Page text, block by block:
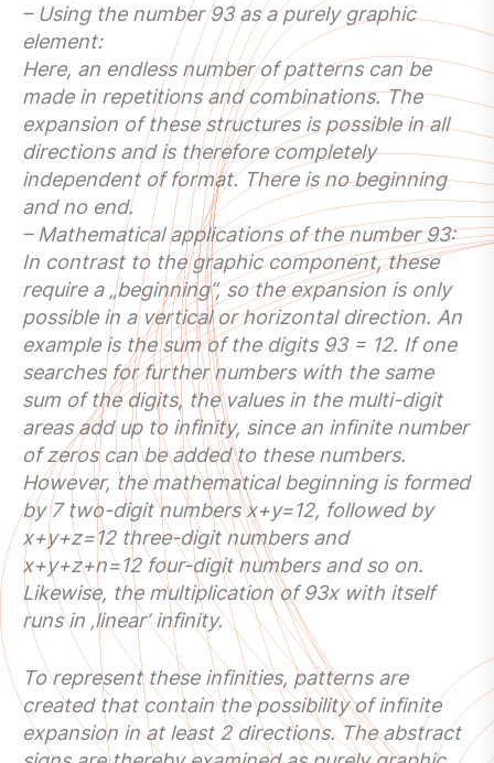
– Using the number 93 as a purely graphic
element:
Here, an endless number of patterns can be
made in repetitions and combinations. The
expansion of these structures is possible in all
directions and is therefore completely
independent of format. There is no beginning
and no end.
– Mathematical applications of the number 93:
In contrast to the graphic component, these
require a „beginning“, so the expansion is only
possible in a vertical or horizontal direction. An
example is the sum of the digits 93 = 12. If one
searches for further numbers with the same
sum of the digits, the values in the multi-digit
areas add up to infinity, since an infinite number
of zeros can be added to these numbers.
However, the mathematical beginning is formed
by 7 two-digit numbers x+y=12, followed by
x+y+z=12 three-digit numbers and
x+y+z+n=12 four-digit numbers and so on.
Likewise, the multiplication of 93x with itself
runs in ‚linear‘ infinity.
To represent these infinities, patterns are
created that contain the possibility of infinite
expansion in at least 2 directions. The abstract